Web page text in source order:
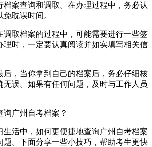
档案查询和调取。在办理过程中，务必认
耽误时间。
调取档案的过程中，可能需要进行一些签
理时，一定要认真阅读并如实填写相关信
后，当你拿到自己的档案后，务必仔细核
无误。如果有任何问题，及时与工作人员
广州自考档案？
生活中，如何更便捷地查询广州自考档案
题。下面分享一些小技巧，帮助考生更快